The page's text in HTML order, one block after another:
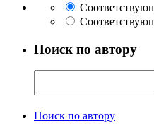
Поиск по автору
Поиск по автору